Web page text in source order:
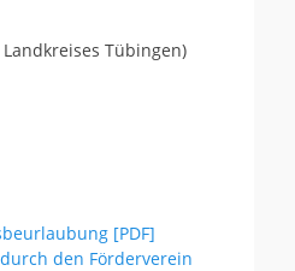
Tübingen)
[PDF]
den Förderverein